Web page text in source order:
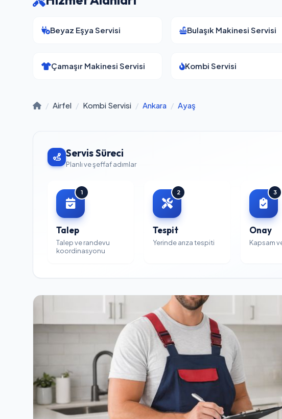
Beyaz Eşya Servisi Bulaşık Makinesi Servisi
Çamaşır Makinesi Servisi Kombi Servisi
/ Airfel / Kombi Servisi / Ankara / Ayaş
Servis Süreci
Planlı ve şeffaf adımlar
1
Talep
Talep ve randevu
koordinasyonu
2
Tespit
Yerinde arıza tespiti
3
Onay
Kapsam